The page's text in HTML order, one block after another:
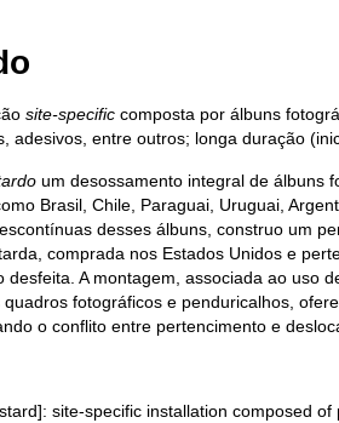
site-specific composta por álbuns
adesivos, entre outros; longa duração
um desossamento integral de álbuns
Brasil, Chile, Paraguai, Uruguai,
desses álbuns, construo um
comprada nos Estados Unidos e
desfeita. A montagem, associada ao uso
fotográficos e penduricalhos,
o conflito entre pertencimento e
site-specific installation composed